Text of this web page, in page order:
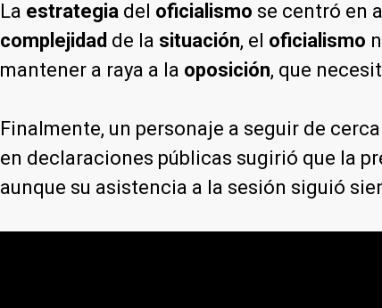
La estrategia del oficialismo se centró en
complejidad de la situación, el oficialismo
mantener a raya a la oposición, que
Finalmente, un personaje a seguir de
en declaraciones públicas sugirió que la
aunque su asistencia a la sesión siguió